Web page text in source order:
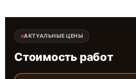
АКТУАЛЬНЫЕ ЦЕНЫ
Стоимость работ